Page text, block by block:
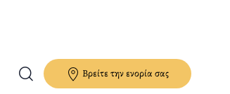
Βρείτε την ενορία σας